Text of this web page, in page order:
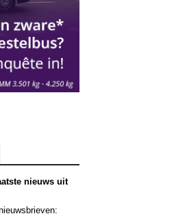
nieuws uit